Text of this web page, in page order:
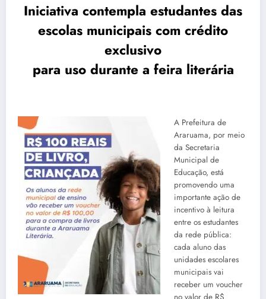
Iniciativa contempla estudantes das
escolas municipais com crédito
exclusivo
para uso durante a feira literária
A Prefeitura de
Araruama, por meio
da Secretaria
Municipal de
Educação, está
promovendo uma
importante ação de
incentivo à leitura
entre os estudantes
da rede pública:
cada aluno das
unidades escolares
municipais vai
receber um voucher